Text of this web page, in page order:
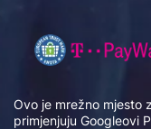
Ovo je mrežno mjesto
primjenjuju Googleovi